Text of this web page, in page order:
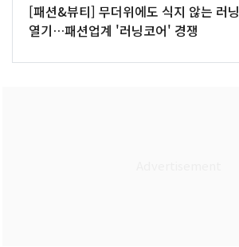
[패션&뷰티] 무더위에도 식지 않는 러닝
열기…패션업계 '러닝코어' 경쟁